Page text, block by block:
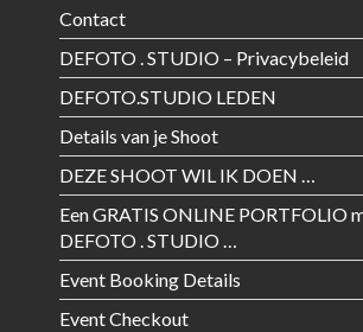
Contact
DEFOTO . STUDIO – Privacybeleid
DEFOTO.STUDIO LEDEN
Details van je Shoot
DEZE SHOOT WIL IK DOEN …
Een GRATIS ONLINE PORTFOLIO
DEFOTO . STUDIO …
Event Booking Details
Event Checkout